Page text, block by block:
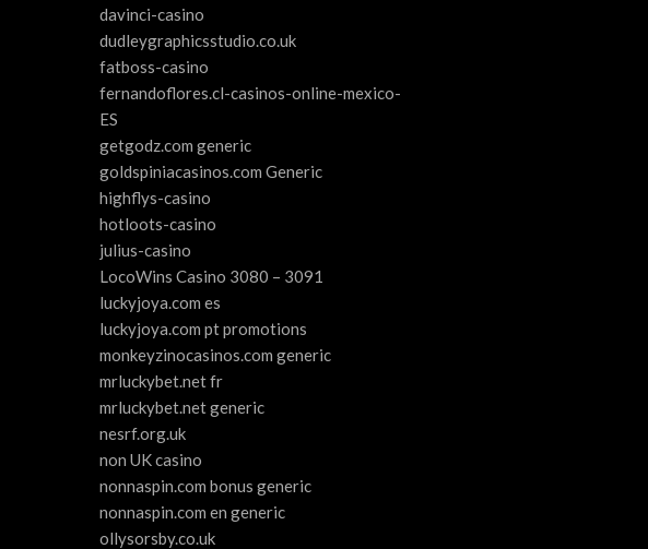
davinci-casino
dudleygraphicsstudio.co.uk
fatboss-casino
fernandoflores.cl-casinos-online-mexico-
ES
getgodz.com generic
goldspiniacasinos.com Generic
highflys-casino
hotloots-casino
julius-casino
LocoWins Casino 3080 – 3091
luckyjoya.com es
luckyjoya.com pt promotions
monkeyzinocasinos.com generic
mrluckybet.net fr
mrluckybet.net generic
nesrf.org.uk
non UK casino
nonnaspin.com bonus generic
nonnaspin.com en generic
ollysorsby.co.uk